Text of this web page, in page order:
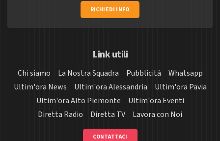
RICHIEDI INFO
Link utili
Chi siamo La Nostra Squadra Pubblicità
Whatsapp
Ultim'ora News
Ultim'ora Alessandria
Ultim'ora Pavia
Ultim'ora Alto Piemonte
Ultim'ora Eventi
Diretta Radio
Diretta TV Lavora con Noi
CONTATTACI